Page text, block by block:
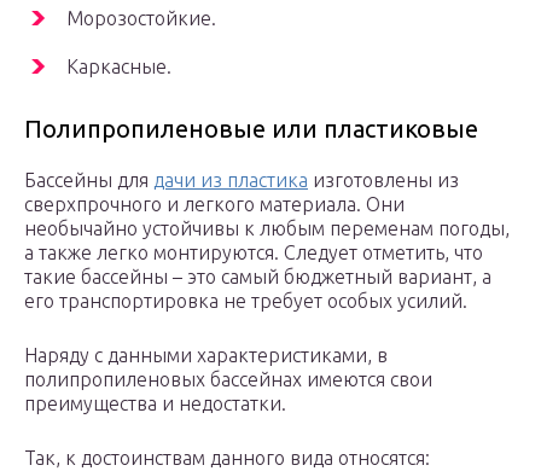
Морозостойкие.
Каркасные.
Полипропиленовые или пластиковые
Бассейны для дачи из пластика изготовлены из
сверхпрочного и легкого материала. Они
необычайно устойчивы к любым переменам погоды,
а также легко монтируются. Следует отметить, что
такие бассейны – это самый бюджетный вариант, а
его транспортировка не требует особых усилий.
Наряду с данными характеристиками, в
полипропиленовых бассейнах имеются свои
преимущества и недостатки.
Так, к достоинствам данного вида относятся: